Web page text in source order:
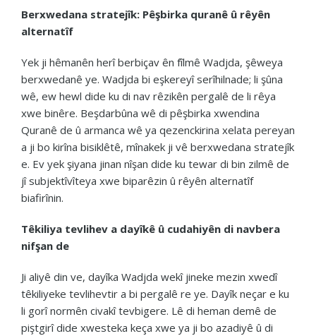
Berxwedana stratejîk: Pêşbirka quranê û rêyên
alternatîf
Yek ji hêmanên herî berbiçav ên fîlmê Wadjda, şêweya
berxwedanê ye. Wadjda bi eşkereyî serîhilnade; li şûna
wê, ew hewl dide ku di nav rêzikên pergalê de li rêya
xwe binêre. Beşdarbûna wê di pêşbirka xwendina
Quranê de û armanca wê ya qezenckirina xelata pereyan
a ji bo kirîna bisiklêtê, mînakek ji vê berxwedana stratejîk
e. Ev yek şiyana jinan nîşan dide ku tewar di bin zilmê de
jî subjektîvîteya xwe biparêzin û rêyên alternatîf
biafirînin.
Têkiliya tevlihev a dayîkê û cudahiyên di navbera
nifşan de
Ji aliyê din ve, dayîka Wadjda wekî jineke mezin xwedî
têkiliyeke tevlihevtir a bi pergalê re ye. Dayîk neçar e ku
li gorî normên civakî tevbigere. Lê di heman demê de
piştgirî dide xwesteka keça xwe ya ji bo azadiyê û di